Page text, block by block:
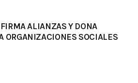
ALIANZAS Y DONA
ORGANIZACIONES SOCIALES